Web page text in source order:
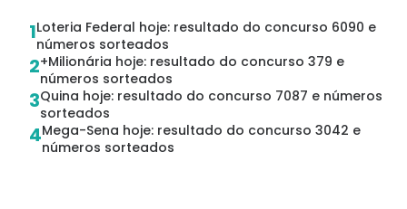
1Loteria Federal hoje: resultado do concurso 6090 e
números sorteados
2+Milionária hoje: resultado do concurso 379 e
números sorteados
3Quina hoje: resultado do concurso 7087 e números
sorteados
4Mega-Sena hoje: resultado do concurso 3042 e
números sorteados